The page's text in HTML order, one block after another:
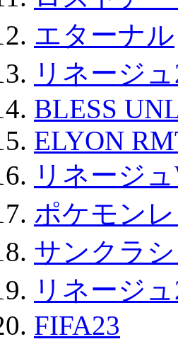
エターナル
リネージ
BLESS
ELYON
リネージ
ポケモン
サンクラ
リネージ
FIFA23